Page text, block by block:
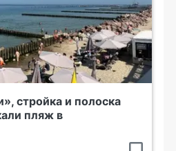
стройка и полоска
пляж в